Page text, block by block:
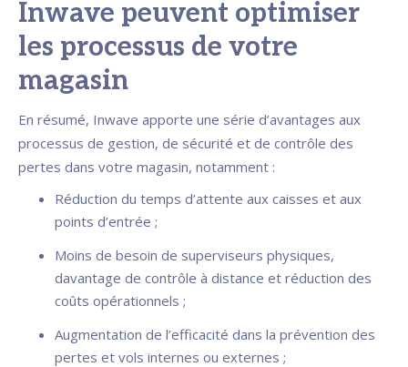
Inwave peuvent optimiser
les processus de votre
magasin
En résumé, Inwave apporte une série d’avantages aux
processus de gestion, de sécurité et de contrôle des
pertes dans votre magasin, notamment :
Réduction du temps d’attente aux caisses et aux
points d’entrée ;
Moins de besoin de superviseurs physiques,
davantage de contrôle à distance et réduction des
coûts opérationnels ;
Augmentation de l’efficacité dans la prévention des
pertes et vols internes ou externes ;